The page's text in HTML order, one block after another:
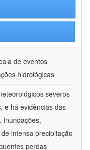
de eventos
hidrológicas
severos
e há evidências das
Inundações,
intensa precipitação
perdas